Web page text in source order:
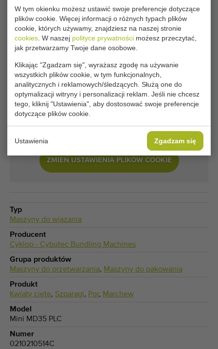
W tym okienku możesz ustawić swoje preferencje dotyczące
plików cookie. Więcej informacji o różnych typach plików
cookie, których używamy, znajdziesz na naszej stronie
cookies . W naszej polityce prywatności możesz przeczytać,
jak przetwarzamy Twoje dane osobowe.
Klikając "Zgadzam się", wyrażasz zgodę na używanie
wszystkich plików cookie, w tym funkcjonalnych,
analitycznych i reklamowych/śledzących. Służą one do
optymalizacji witryny i personalizacji reklam. Jeśli nie chcesz
tego, kliknij "Ustawienia", aby dostosować swoje preferencje
dotyczące plików cookie.
Ustawienia Zgadzam się
Niestety ten Cyklop Mini MD35 PLC binding
machine został już sprzedany.
Chcesz być na bieżąco informowany o dostępności
porównywalnych Maszyny do wiązania? Wpisz tutaj swoje
dane.
Twoje obecne ustawienia plików cookie blokują tę
część. Zmień ustawienia plików cookie, aby uzyskać
ZMIEŃ USTAWIENIA PLIKÓW COOKIE
Typ
Maszyny do wiązania
Producent
Cyklop - Cybutec Bundling Machines
Grupa produktów
Maszyny do przetwarzania, Maszyny do pakowania
Produkt
Kwiaty cięte, Szparagi, Por, Marchew
Model
Mini MD35 PLC
Numer
0210210514C